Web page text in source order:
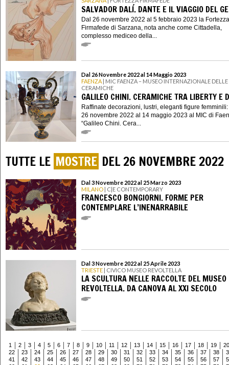
SALVADOR DALÍ. DANTE E IL VIAGGIO DEL
Dal 26 novembre 2022 al 5 febbraio 2023 la Fortezza
Firmafede di Sarzana, nota anche come Cittadella,
complesso mediceo della...
Dal 26 Novembre 2022 al 14 Maggio 2023
FAENZA | MIC FAENZA – MUSEO INTERNAZIONALE DELLE
CERAMICHE
GALILEO CHINI. CERAMICHE TRA LIBERTY E
Raffinate decorazioni, lustri, eleganti figure
26 novembre 2022 al 14 maggio 2023 al MIC di
“Galileo Chini. Cera...
TUTTE LE MOSTRE DEL 26 NOVEMBRE 2022
Dal 3 Novembre 2022 al 25 Marzo 2023
MILANO | C|E CONTEMPORARY
FRANCESCO BONGIORNI. FORME PER
CONTEMPLARE L’INENARRABILE
Dal 3 Novembre 2022 al 25 Aprile 2023
TRIESTE | CIVICO MUSEO REVOLTELLA
LA SCULTURA NELLE RACCOLTE DEL MUSEO
REVOLTELLA. DA CANOVA AL XXI SECOLO
1 2 3 4 5 6 7 8 9 10 11 12 13 14 15 16 17 18 19
20
22
23 24 25 26 27 28 29 30 31 32 33 34 35 36 37 38
41
42 43 44 45 46 47 48 49 50 51 52 53 54 55 56 57